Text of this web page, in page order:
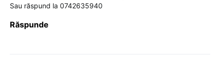
Sau răspund la 0742635940
Răspunde